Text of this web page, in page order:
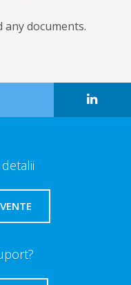
documents.